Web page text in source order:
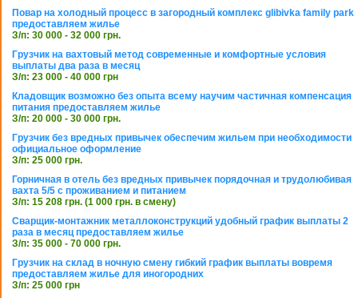
Повар на холодный процесс в загородный комплекс glibivka family park
предоставляем жилье
З/п: 30 000 - 32 000 грн.
Грузчик на вахтовый метод современные и комфортные условия
выплаты два раза в месяц
З/п: 23 000 - 40 000 грн
Кладовщик возможно без опыта всему научим частичная компенсация
питания предоставляем жилье
З/п: 20 000 - 30 000 грн.
Грузчик без вредных привычек обеспечим жильем при необходимости
официальное оформление
З/п: 25 000 грн.
Горничная в отель без вредных привычек порядочная и трудолюбивая
вахта 5/5 с проживанием и питанием
З/п: 15 208 грн. (1 000 грн. в смену)
Сварщик-монтажник металлоконструкций удобный график выплаты 2
раза в месяц предоставляем жилье
З/п: 35 000 - 70 000 грн.
Грузчик на склад в ночную смену гибкий график выплаты вовремя
предоставляем жилье для иногородних
З/п: 25 000 грн